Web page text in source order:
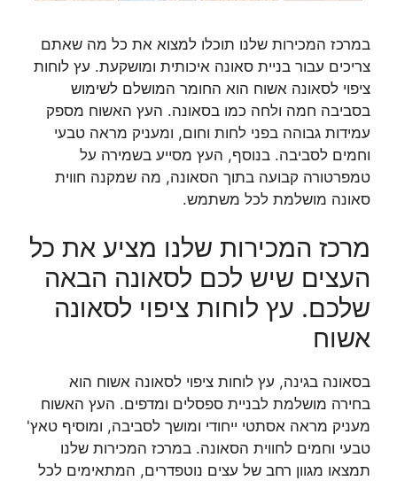
במרכז המכירות שלנו תוכלו למצוא את כל מה שאתם
צריכים עבור בניית סאונה איכותית ומושקעת. עץ לוחות
ציפוי לסאונה אשוח הוא החומר המושלם לשימוש
בסביבה חמה ולחה כמו בסאונה. העץ האשוח מספק
עמידות גבוהה בפני לחות וחום, ומעניק מראה טבעי
וחמים לסביבה. בנוסף, העץ מסייע בשמירה על
טמפרטורה קבועה בתוך הסאונה, מה שמקנה חווית
סאונה מושלמת לכל משתמש.
מרכז המכירות שלנו מציע את כל
העצים שיש לכם לסאונה הבאה
שלכם. עץ לוחות ציפוי לסאונה
אשוח
בסאונה בגינה, עץ לוחות ציפוי לסאונה אשוח הוא
בחירה מושלמת לבניית ספסלים ומדפים. העץ האשוח
מעניק מראה אסתטי ייחודי ומושך לסביבה, ומוסיף טאץ'
טבעי וחמים לחווית הסאונה. במרכז המכירות שלנו
תמצאו מגוון רחב של עצים נוטפדרים, המתאימים לכל